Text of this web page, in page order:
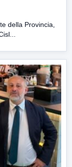
della Provincia,